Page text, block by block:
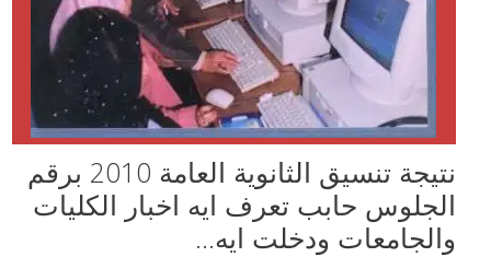
نتيجة تنسيق الثانوية العامة 2010 برقم
الجلوس حابب تعرف ايه اخبار الكليات
والجامعات ودخلت ايه...